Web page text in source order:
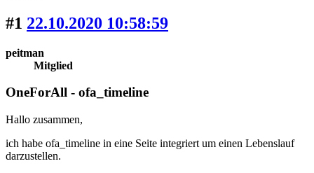
#1 22.10.2020 10:58:59
peitman
Mitglied
OneForAll - ofa_timeline
Hallo zusammen,
ich habe ofa_timeline in eine Seite integriert um einen Lebenslauf
darzustellen.